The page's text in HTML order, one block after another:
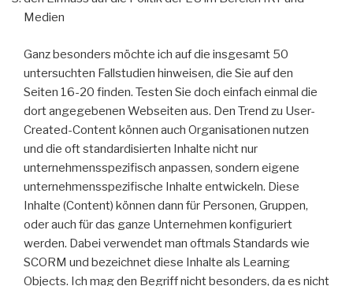
Medien
Ganz besonders möchte ich auf die insgesamt 50
untersuchten Fallstudien hinweisen, die Sie auf den
Seiten 16-20 finden. Testen Sie doch einfach einmal die
dort angegebenen Webseiten aus. Den Trend zu User-
Created-Content können auch Organisationen nutzen
und die oft standardisierten Inhalte nicht nur
unternehmensspezifisch anpassen, sondern eigene
unternehmensspezifische Inhalte entwickeln. Diese
Inhalte (Content) können dann für Personen, Gruppen,
oder auch für das ganze Unternehmen konfiguriert
werden. Dabei verwendet man oftmals Standards wie
SCORM und bezeichnet diese Inhalte als Learning
Objects. Ich mag den Begriff nicht besonders, da es nicht